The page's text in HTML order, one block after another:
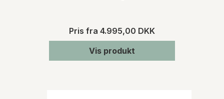
Pris fra 4.995,00 DKK
Vis produkt